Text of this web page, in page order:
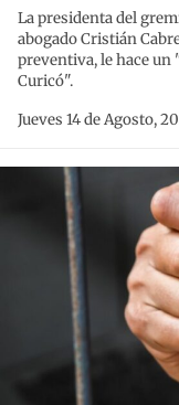
La presidenta del
abogado Cristián
preventiva, le hace un
Curicó".
Jueves 14 de Agosto,